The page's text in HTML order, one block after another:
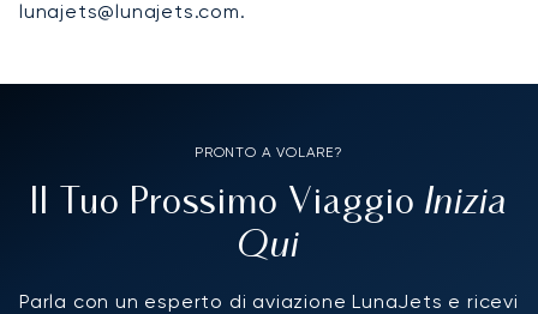
lunajets@lunajets.com.
PRONTO A VOLARE?
Il Tuo Prossimo Viaggio Inizia
Qui
Parla con un esperto di aviazione LunaJets e ricevi